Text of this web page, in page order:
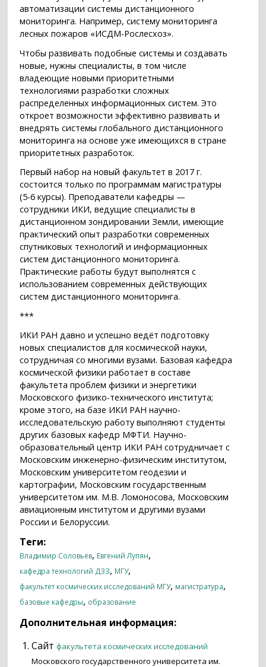
автоматизации системы дистанционного
мониторинга. Например, систему мониторинга
лесных пожаров «ИСДМ-Рослесхоз».
Чтобы развивать подобные системы и создавать
новые, нужны специалисты, в том числе
владеющие новыми приоритетными
технологиями разработки сложных
распределенных информационных систем. Это
откроет возможности эффективно развивать и
внедрять системы глобального дистанционного
мониторинга на основе уже имеющихся в стране
приоритетных разработок.
Первый набор на новый факультет в 2017 г.
состоится только по программам магистратуры
(5-6 курсы). Преподаватели кафедры —
сотрудники ИКИ, ведущие специалисты в
дистанционном зондировании Земли, имеющие
практический опыт разработки современных
спутниковых технологий и информационных
систем дистанционного мониторинга.
Практические работы будут выполнятся с
использованием современных действующих
систем дистанционного мониторинга.
***
ИКИ РАН давно и успешно ведёт подготовку
новых специалистов для космической науки,
сотрудничая со многими вузами. Базовая кафедра
космической физики работает в составе
факультета проблем физики и энергетики
Московского физико-технического института;
кроме этого, на базе ИКИ РАН научно-
исследовательскую работу выполняют студенты
других базовых кафедр МФТИ. Научно-
образовательный центр ИКИ РАН сотрудничает с
Московским инженерно-физическим институтом,
Московским университетом геодезии и
картографии, Московским государственным
университетом им. М.В. Ломоносова, Московским
авиационным институтом и другими вузами
России и Белоруссии.
Теги:
Владимир Соловьёв, Евгений Лупян,
кафедра технологий ДЗЗ, МГУ,
факультет космических исследований МГУ, магистратура,
базовые кафедры, образование
Дополнительная информация:
Сайтфакультета космических исследований
Московского государственного университета им.